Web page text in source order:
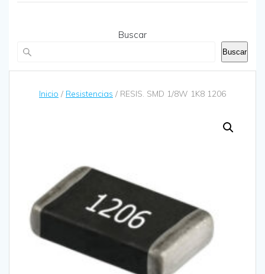
Buscar
Buscar
Inicio / Resistencias / RESIS. SMD 1/8W 1K8 1206